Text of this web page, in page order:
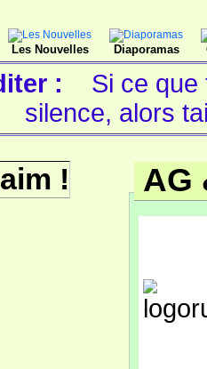
Les Nouvelles Diaporamas
:
Si ce que
silence, alors
! AG